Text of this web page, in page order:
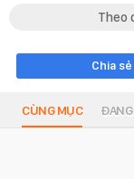
Theo
Chia sẻ
CÙNG MỤC